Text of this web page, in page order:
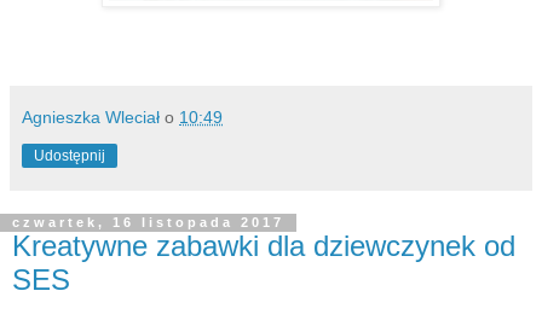
Agnieszka Wleciał o 10:49
Udostępnij
czwartek, 16 listopada 2017
Kreatywne zabawki dla dziewczynek od
SES